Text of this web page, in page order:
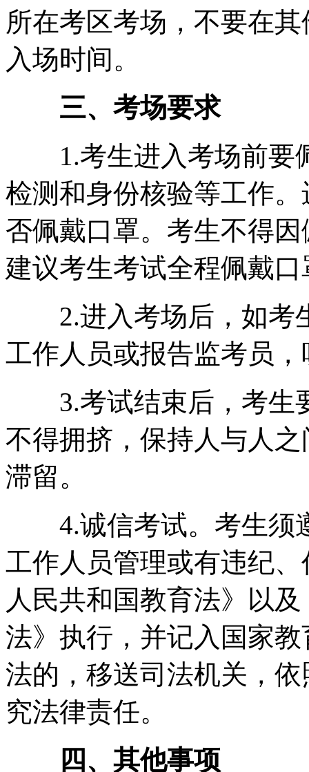
所在考区考场，不要在
入场时间。
三、考场要求
1.考生进入考场前要
检测和身份核验等工作
否佩戴口罩。考生不得
建议考生考试全程佩戴
2.进入考场后，如考
工作人员或报告监考员
3.考试结束后，考生
不得拥挤，保持人与人
滞留。
4.诚信考试。考生须
工作人员管理或有违纪
人民共和国教育法》以
法》执行，并记入国家
法的，移送司法机关，
究法律责任。
四、其他事项